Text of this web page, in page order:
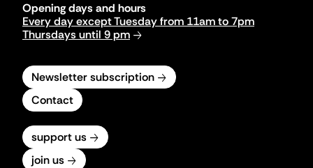
Opening days and hours
Every day except Tuesday from 11am to 7pm
Thursdays until 9 pm
Newsletter subscription
Contact
support us
join us